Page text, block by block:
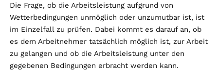
Die Frage, ob die Arbeitsleistung aufgrund von
Wetterbedingungen unmöglich oder unzumutbar ist, ist
im Einzelfall zu prüfen. Dabei kommt es darauf an, ob
es dem Arbeitnehmer tatsächlich möglich ist, zur Arbeit
zu gelangen und ob die Arbeitsleistung unter den
gegebenen Bedingungen erbracht werden kann.